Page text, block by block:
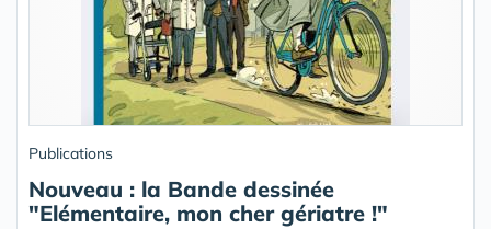
Publications
Nouveau : la Bande dessinée
"Elémentaire, mon cher gériatre !"